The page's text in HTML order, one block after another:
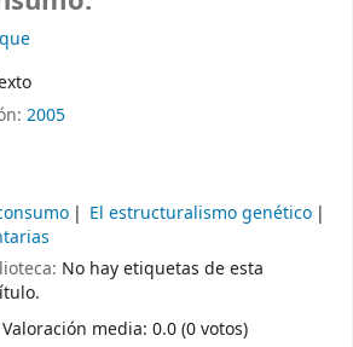
2005
El estructuralismo genético
No hay etiquetas de esta
Valoración media: 0.0 (0 votos)